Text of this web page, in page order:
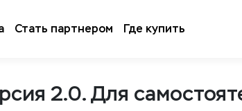
Стать партнером Где купить
2.0. Для